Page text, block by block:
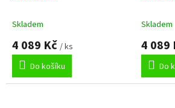
Skladem
4 089 Kč / ks
Do košíku
Skladem
4 089
Do